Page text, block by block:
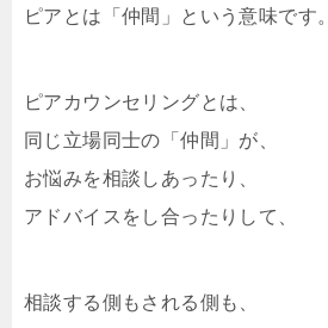
ピアとは「仲間」という意味です。
ピアカウンセリングとは、
同じ立場同士の「仲間」が、
お悩みを相談しあったり、
アドバイスをし合ったりして、
相談する側もされる側も、